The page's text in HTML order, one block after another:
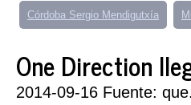
Córdoba Sergio Mendigutxía
One Direction
2014-09-16 Fuente: